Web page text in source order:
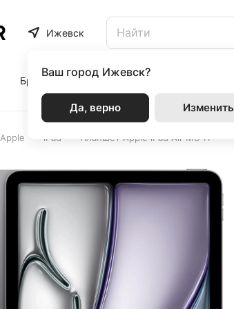
Ижевск
Ваш город Ижевск?
Да, верно Изменить
Бренды Статьи Акции
Apple iPad Планшет Apple iPad Air M3 11"